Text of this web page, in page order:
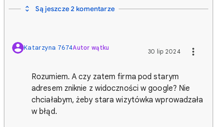
Są jeszcze 2 komentarze
Katarzyna 7674Autor wątku
30 lip 2024
Rozumiem. A czy zatem firma pod starym
adresem zniknie z widoczności w google? Nie
chciałabym, żeby stara wizytówka wprowadzała
w błąd.